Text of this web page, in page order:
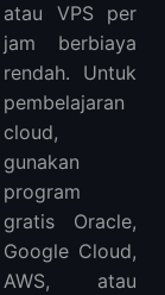
atau VPS per
jam berbiaya
rendah. Untuk
pembelajaran
cloud,
gunakan
program
gratis Oracle,
Google Cloud,
AWS, atau